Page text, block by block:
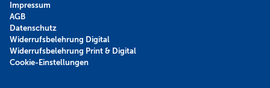
Impressum
AGB
Datenschutz
Widerrufsbelehrung Digital
Widerrufsbelehrung Print & Digital
Cookie-Einstellungen